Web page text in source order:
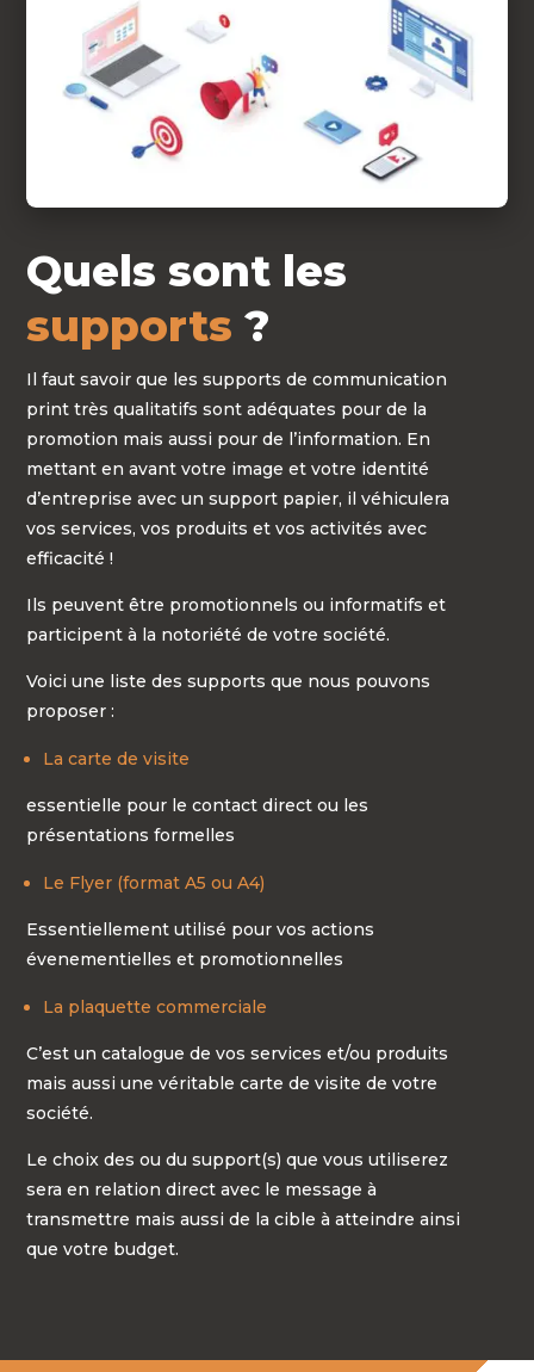
Quels sont les
supports ?
Il faut savoir que les supports de communication
print très qualitatifs sont adéquates pour de la
promotion mais aussi pour de l’information. En
mettant en avant votre image et votre identité
d’entreprise avec un support papier, il véhiculera
vos services, vos produits et vos activités avec
efficacité !
Ils peuvent être promotionnels ou informatifs et
participent à la notoriété de votre société.
Voici une liste des supports que nous pouvons
proposer :
La carte de visite
essentielle pour le contact direct ou les
présentations formelles
Le Flyer (format A5 ou A4)
Essentiellement utilisé pour vos actions
évenementielles et promotionnelles
La plaquette commerciale
C’est un catalogue de vos services et/ou produits
mais aussi une véritable carte de visite de votre
société.
Le choix des ou du support(s) que vous utiliserez
sera en relation direct avec le message à
transmettre mais aussi de la cible à atteindre ainsi
que votre budget.